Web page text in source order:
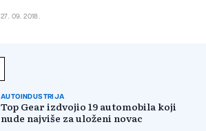
27. 09. 2018.
AUTOINDUSTRIJA
Top Gear izdvojio 19 automobila koji
nude najviše za uloženi novac